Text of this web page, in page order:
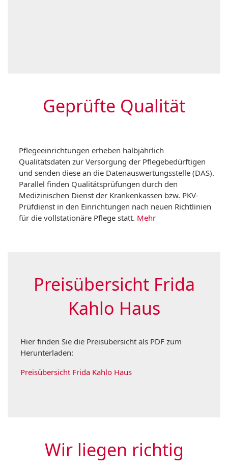
Geprüfte Qualität
Pflegeeinrichtungen erheben halbjährlich
Qualitätsdaten zur Versorgung der Pflegebedürftigen
und senden diese an die Datenauswertungsstelle (DAS).
Parallel finden Qualitätsprüfungen durch den
Medizinischen Dienst der Krankenkassen bzw. PKV-
Prüfdienst in den Einrichtungen nach neuen Richtlinien
für die vollstationäre Pflege statt. Mehr
Preisübersicht Frida
Kahlo Haus
Hier finden Sie die Preisübersicht als PDF zum
Herunterladen:
Preisübersicht Frida Kahlo Haus
Wir liegen richtig